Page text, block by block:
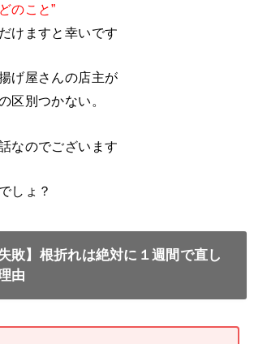
のこと”
けますと幸いです
げ屋さんの店主が
区別つかない。
なのでございます
しょ？
敗】根折れは絶対に１週間で直し
由